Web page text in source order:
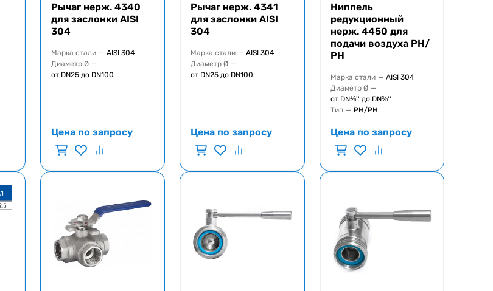
Рычаг нерж. 4340
для заслонки AISI
304
Марка стали — AISI 304
Диаметр Ø —
от DN25 до DN100
Цена по запросу
Рычаг нерж. 4341
для заслонки AISI
304
Марка стали — AISI 304
Диаметр Ø —
от DN25 до DN100
Цена по запросу
Ниппель
редукционный
нерж. 4450 для
подачи воздуха РН/
РН
Марка стали — AISI 304
Диаметр Ø —
от DN⅛'' до DN⅜''
Тип — РН/РН
Цена по запросу